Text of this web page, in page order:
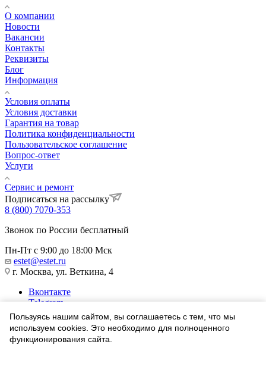
О компании
Новости
Вакансии
Контакты
Реквизиты
Блог
Информация
Условия оплаты
Условия доставки
Гарантия на товар
Политика конфиденциальности
Пользовательское соглашение
Вопрос-ответ
Услуги
Сервис и ремонт
Подписаться на рассылку
8 (800) 7070-353
Звонок по России бесплатный
Пн-Пт с 9:00 до 18:00 Мск
estet@estet.ru
г. Москва, ул. Веткина, 4
Вконтакте
Telegram
Одноклассники
WhatsApp
1991-2026 © Ювелирный Дом ЭСТЕТ
Пользуясь нашим сайтом, вы соглашаетесь с тем, что мы
используем cookies. Это необходимо для полноценного
функционирования сайта.